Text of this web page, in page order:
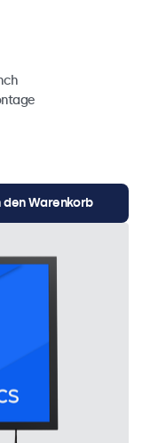
den Warenkorb